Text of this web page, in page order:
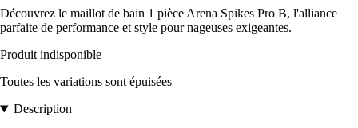
Découvrez le maillot de bain 1 pièce Arena Spikes Pro B, l'alliance
parfaite de performance et style pour nageuses exigeantes.
Produit indisponible
Toutes les variations sont épuisées
Description